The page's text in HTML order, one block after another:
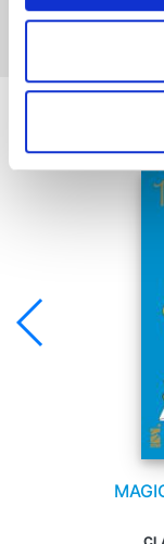
Se ti è